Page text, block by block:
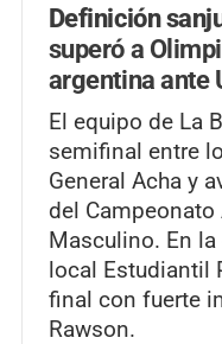
Definición
superó a
argentina ante
El equipo de La
semifinal entre
General Acha y
del
Masculino. En la
local Estudiantil
final con fuerte
Rawson.